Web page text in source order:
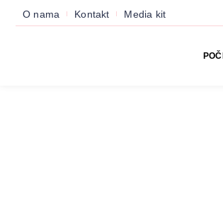
O nama Kontakt Media kit